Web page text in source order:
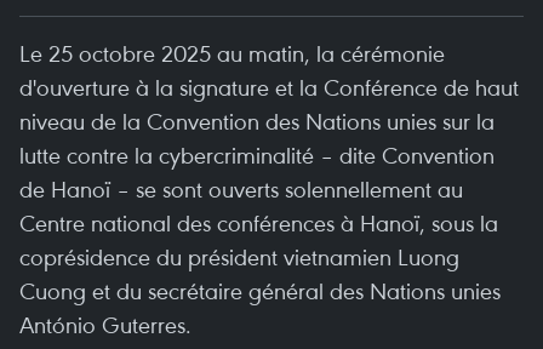
Le 25 octobre 2025 au matin, la cérémonie
d'ouverture à la signature et la Conférence de haut
niveau de la Convention des Nations unies sur la
lutte contre la cybercriminalité – dite Convention
de Hanoï – se sont ouverts solennellement au
Centre national des conférences à Hanoï, sous la
coprésidence du président vietnamien Luong
Cuong et du secrétaire général des Nations unies
António Guterres.